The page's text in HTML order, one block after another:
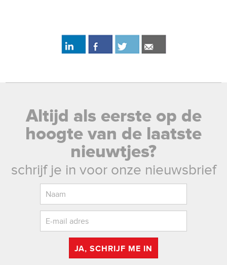
Altijd als eerste op de
hoogte van de laatste
nieuwtjes?
schrijf je in voor onze nieuwsbrief
JA, SCHRIJF ME IN